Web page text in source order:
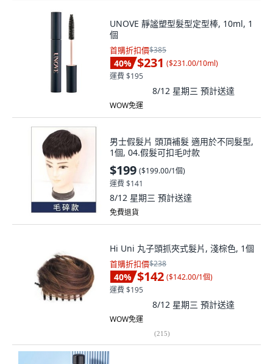
UNOVE 靜謐塑型髮型定型棒, 10ml, 1
個
首購折扣價$385
40% $231 ($231.00/10ml)
運費 $195
8/12 星期三 預計送達
WOW免運
男士假髮片 頭頂補髮 適用於不同髮型,
1個, 04.假髮可扣毛吋款
$199 ($199.00/1個)
運費 $141
8/12 星期三 預計送達
免費退貨
Hi Uni 丸子頭抓夾式髮片, 淺棕色, 1個
首購折扣價$238
40% $142 ($142.00/1個)
運費 $195
8/12 星期三 預計送達
WOW免運
(215)